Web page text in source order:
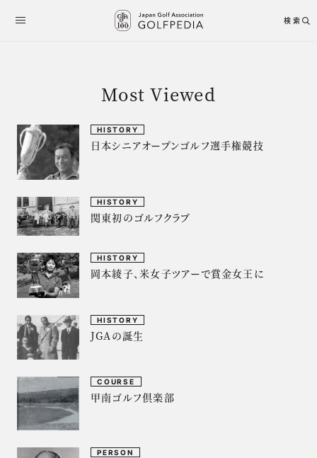
検索
Most Viewed
HISTORY
日本シニアオープンゴルフ選手権競技
HISTORY
関東初のゴルフクラブ
HISTORY
岡本綾子、米女子ツアーで賞金女王に
HISTORY
JGAの誕生
COURSE
甲南ゴルフ倶楽部
PERSON